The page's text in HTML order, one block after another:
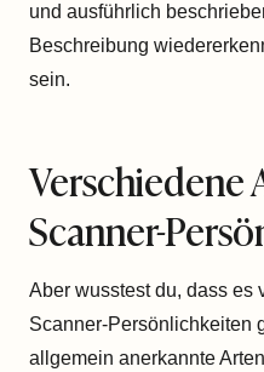
und ausführlich
Beschreibung
sein.
Verschiedene
Scanner-
Aber wusstest du, dass es
Scanner-Persönlichkeiten
allgemein anerkannte